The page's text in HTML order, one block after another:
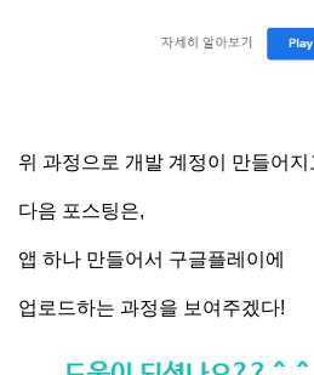
위 과정으로 개발 계정이 만들어지
다음 포스팅은,
앱 하나 만들어서 구글플레이에
업로드하는 과정을 보여주겠다!